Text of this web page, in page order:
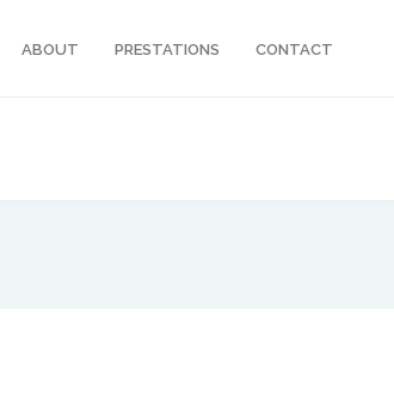
ABOUT PRESTATIONS CONTACT